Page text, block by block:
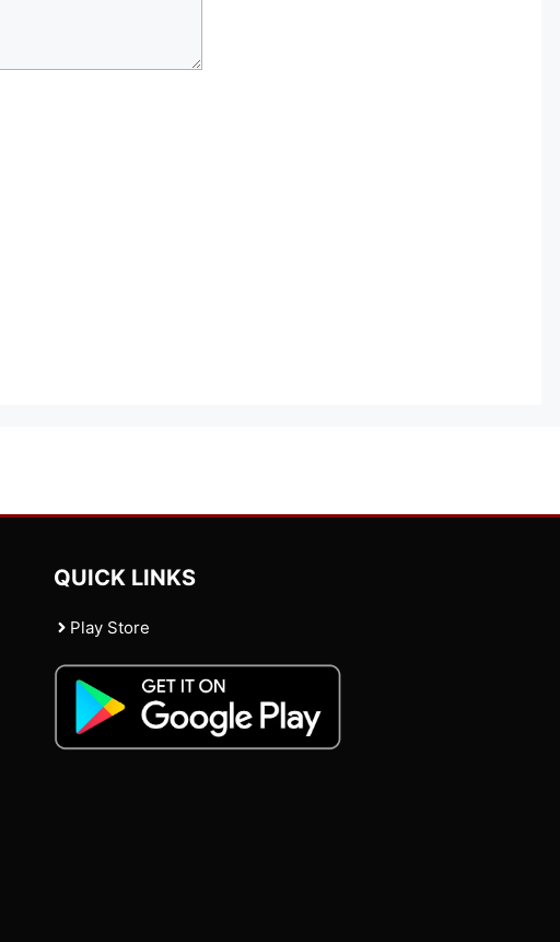
QUICK LINKS
Play Store